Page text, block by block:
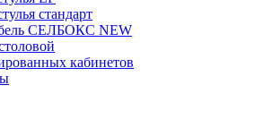
стандарт
СЕЛБОКС NEW
кабинетов